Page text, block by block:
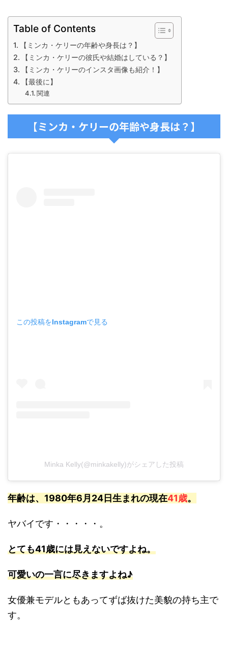
Table of Contents
【ミンカ・ケリーの年齢や身長は？】
【ミンカ・ケリーの彼氏や結婚はしている？】
【ミンカ・ケリーのインスタ画像も紹介！】
【最後に】
関連
【ミンカ・ケリーの年齢や身長は？】
この投稿をInstagramで見る
Minka Kelly(@minkakelly)がシェアした投稿
年齢は、1980年6月24日生まれの現在41歳。
ヤバイです・・・・・。
とても41歳には見えないですよね。
可愛いの一言に尽きますよね♪
女優兼モデルともあってずば抜けた美貌の持ち主で
す。